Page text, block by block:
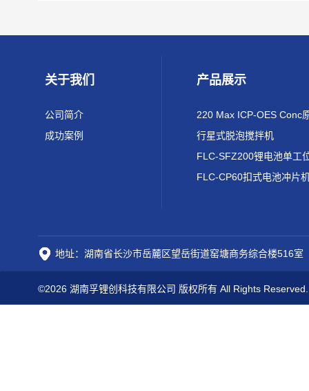
关于我们
公司简介
成功案例
产品展示
行星式脱泡搅拌机
FLC-CP60扣式电池冲片
地址：湖南省长沙市岳麓区望岳街道窑塘商务综合楼516室
©2026 湖南孚锂创科技有限公司 版权所有 All Rights